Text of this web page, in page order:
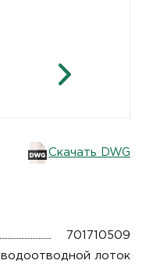
Скачать DWG
701710509
водоотводной лоток